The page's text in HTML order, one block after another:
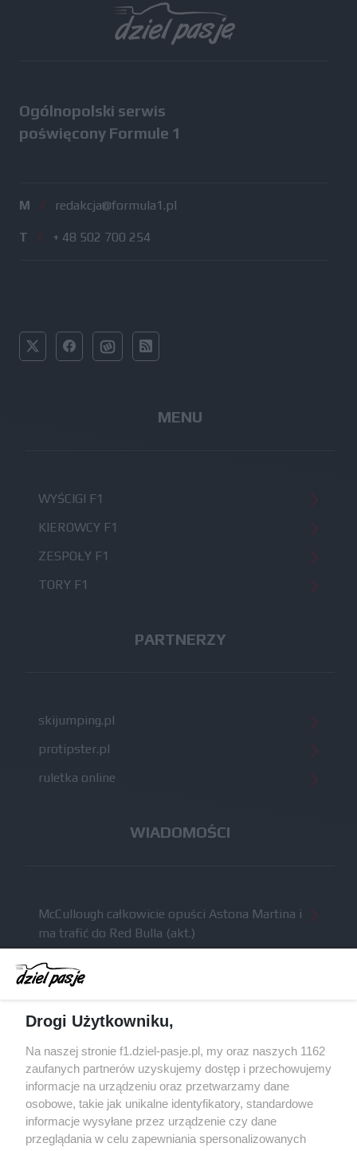
Ogólnopolski serwis
poświęcony Formule 1
M / redakcja@formula1.pl
T / + 48 502 700 254
MENU
WYŚCIGI F1
KIEROWCY F1
ZESPOŁY F1
TORY F1
PARTNERZY
skijumping.pl
protipster.pl
ruletka online
WIADOMOŚCI
McCullough całkowicie opuści Astona Martina i
ma trafić do Red Bulla (akt.)
Dochód F1 spadł o 61 procent względem
zeszłego sezonu
algorytmach?
Honda uświadomiła sobie skalę problemów z
silnikiem dopiero w styczniu
Audi planuje wprowadzić jeszcze cztery duże
pakiety poprawek w 2026 roku
Drogi Użytkowniku,
Na naszej stronie f1.dziel-pasje.pl, my oraz naszych 1162
zaufanych partnerów uzyskujemy dostęp i przechowujemy
informacje na urządzeniu oraz przetwarzamy dane
osobowe, takie jak unikalne identyfikatory, standardowe
informacje wysyłane przez urządzenie czy dane
przeglądania w celu zapewniania spersonalizowanych